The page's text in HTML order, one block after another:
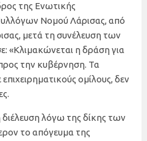
της Ενωτικής
Νομού Λάρισας, από
μετά τη συνέλευση των
«Κλιμακώνεται η δράση για
την κυβέρνηση. Τα
ομίλους, δεν
διέλευση λόγω της δίκης των
το απόγευμα της